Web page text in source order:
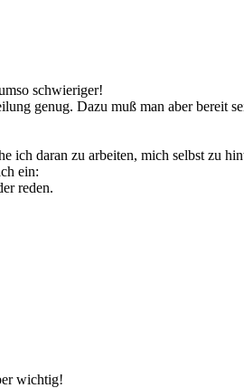
schwieriger!
genug. Dazu muß man aber bereit
ich daran zu arbeiten, mich selbst zu
ein:
reden.
wichtig!